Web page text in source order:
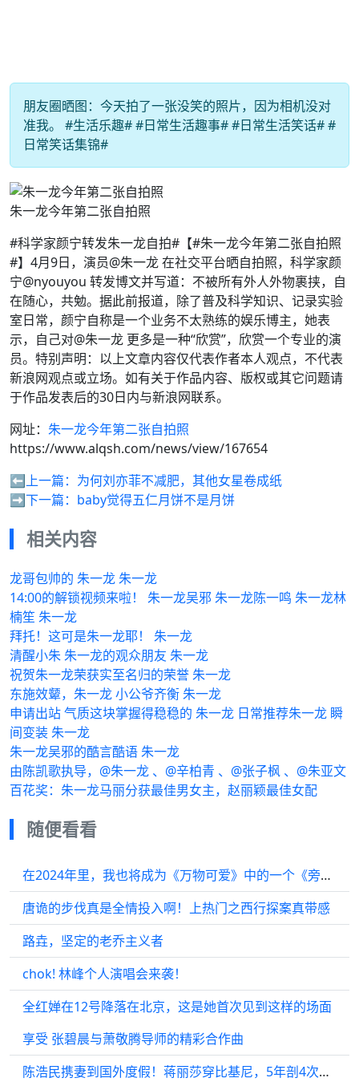
朋友圈晒图：今天拍了一张没笑的照片，因为相机没对
准我。 #生活乐趣# #日常生活趣事# #日常生活笑话# #
日常笑话集锦#
朱一龙今年第二张自拍照
#科学家颜宁转发朱一龙自拍#【#朱一龙今年第二张自拍照
#】4月9日，演员@朱一龙 在社交平台晒自拍照，科学家颜
宁@nyouyou 转发博文并写道：不被所有外人外物裹挟，自
在随心，共勉。据此前报道，除了普及科学知识、记录实验
室日常，颜宁自称是一个业务不太熟练的娱乐博主，她表
示，自己对@朱一龙 更多是一种“欣赏”，欣赏一个专业的演
员。特别声明：以上文章内容仅代表作者本人观点，不代表
新浪网观点或立场。如有关于作品内容、版权或其它问题请
于作品发表后的30日内与新浪网联系。
网址： 朱一龙今年第二张自拍照
https://www.alqsh.com/news/view/167654
⬅️上一篇： 为何刘亦菲不减肥，其他女星卷成纸
➡️下一篇： baby觉得五仁月饼不是月饼
相关内容
龙哥包帅的 朱一龙 朱一龙
14:00的解锁视频来啦！ 朱一龙吴邪 朱一龙陈一鸣 朱一龙林
楠笙 朱一龙
拜托！这可是朱一龙耶！ 朱一龙
清醒小朱 朱一龙的观众朋友 朱一龙
祝贺朱一龙荣获实至名归的荣誉 朱一龙
东施效颦，朱一龙 小公爷齐衡 朱一龙
申请出站 气质这块掌握得稳稳的 朱一龙 日常推荐朱一龙 瞬
间变装 朱一龙
朱一龙吴邪的酷言酷语 朱一龙
由陈凯歌执导，@朱一龙 、@辛柏青 、@张子枫 、@朱亚文
百花奖：朱一龙马丽分获最佳男女主，赵丽颖最佳女配
随便看看
在2024年里，我也将成为《万物可爱》中的一个《旁观者》吧，祝各位新年快乐!
唐诡的步伐真是全情投入啊！上热门之西行探案真带感
路垚，坚定的老乔主义者
chok! 林峰个人演唱会来袭！
全红婵在12号降落在北京，这是她首次见到这样的场面
享受 张碧晨与萧敬腾导师的精彩合作曲
陈浩民携妻到国外度假！蒋丽莎穿比基尼，5年剖4次肚子毫无疤痕